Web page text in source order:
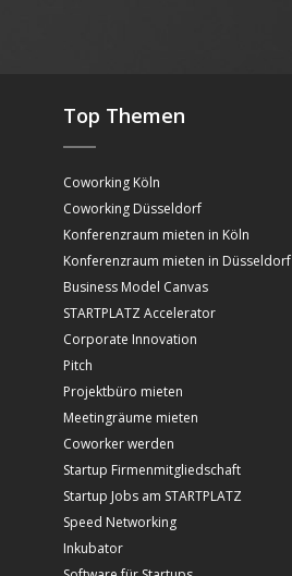
Top Themen
Coworking Köln
Coworking Düsseldorf
Konferenzraum mieten in Köln
Konferenzraum mieten in Düsseldorf
Business Model Canvas
STARTPLATZ Accelerator
Corporate Innovation
Pitch
Projektbüro mieten
Meetingräume mieten
Coworker werden
Startup Firmenmitgliedschaft
Startup Jobs am STARTPLATZ
Speed Networking
Inkubator